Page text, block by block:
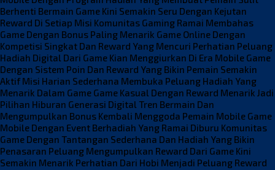
Berhenti Bermain Game Kini Semakin Seru Dengan Kejutan
Reward Di Setiap Misi Komunitas Gaming Ramai Membahas
Game Dengan Bonus Paling Menarik Game Online Dengan
Kompetisi Singkat Dan Reward Yang Mencuri Perhatian Peluang
Hadiah Digital Dari Game Kian Menggiurkan Di Era Mobile Game
Dengan Sistem Poin Dan Reward Yang Bikin Pemain Semakin
Aktif Misi Harian Sederhana Membuka Peluang Hadiah Yang
Menarik Dalam Game Game Kasual Dengan Reward Menarik Jadi
Pilihan Hiburan Generasi Digital Tren Bermain Dan
Mengumpulkan Bonus Kembali Menggoda Pemain Mobile Game
Mobile Dengan Event Berhadiah Yang Ramai Diburu Komunitas
Game Dengan Tantangan Sederhana Dan Hadiah Yang Bikin
Penasaran Peluang Mengumpulkan Reward Dari Game Kini
Semakin Menarik Perhatian Dari Hobi Menjadi Peluang Reward